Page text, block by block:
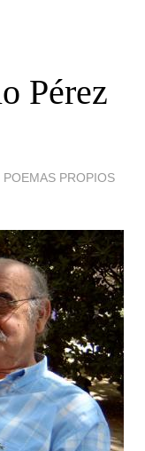
Pérez
POEMAS PROPIOS